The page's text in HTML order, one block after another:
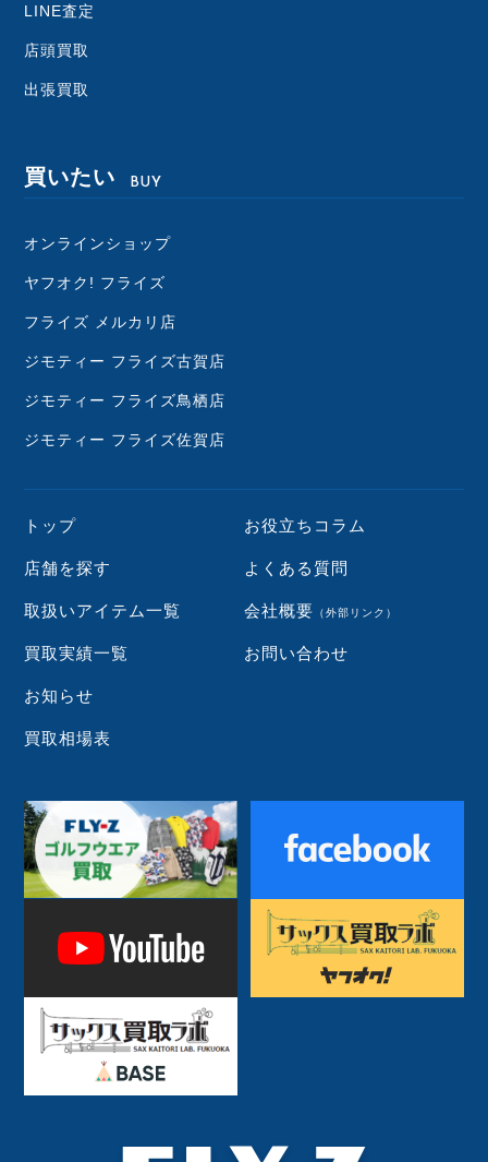
LINE査定
店頭買取
出張買取
買いたい BUY
オンラインショップ
ヤフオク! フライズ
フライズ メルカリ店
ジモティー フライズ古賀店
ジモティー フライズ鳥栖店
ジモティー フライズ佐賀店
トップ
店舗を探す
取扱いアイテム一覧
買取実績一覧
お知らせ
買取相場表
お役立ちコラム
よくある質問
会社概要 （外部リンク）
お問い合わせ